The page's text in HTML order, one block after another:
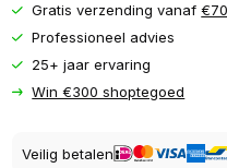
Gratis verzending vanaf
Professioneel advies
25+ jaar ervaring
Win €300 shoptegoed
Veilig betalen